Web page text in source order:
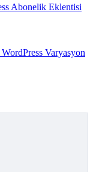
Abonelik Eklentisi
Varyasyon